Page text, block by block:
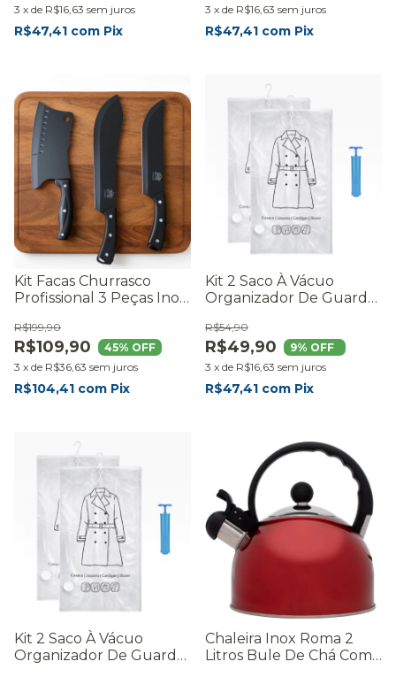
3 x de R$16,63 sem juros
R$47,41 com Pix
3 x de R$16,63 sem juros
R$47,41 com Pix
Kit Facas Churrasco
Profissional 3 Peças Inox
RmaisCasa
R$109,90
R$199,90
45% OFF
3 x de R$36,63 sem juros
R$104,41 com Pix
Kit 2 Saco À Vácuo
Organizador De Guarda
Cabide
R$49,90
R$54,90
9% OFF
3 x de R$16,63 sem juros
R$47,41 com Pix
Kit 2 Saco À Vácuo
Organizador De Guarda
Chaleira Inox Roma 2
Litros Bule De Chá Com